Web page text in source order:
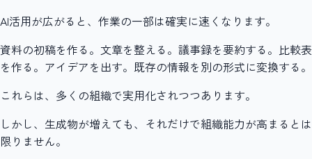
AI活用が広がると、作業の一部は確実に速くなります。
資料の初稿を作る。文章を整える。議事録を要約する。比較表
を作る。アイデアを出す。既存の情報を別の形式に変換する。
これらは、多くの組織で実用化されつつあります。
しかし、生成物が増えても、それだけで組織能力が高まるとは
限りません。